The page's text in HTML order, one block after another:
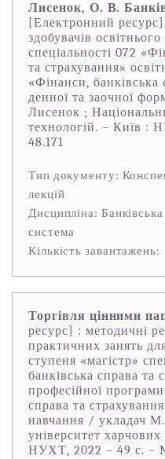
Лисенок, О. В.
[Електронний
здобувачів
спеціальності 072
та страхування»
«Фінанси, банківська
денної та заочної
Лисенок ;
технологій. – Київ :
48.171
Тип документу:
лекцій
Дисципліна: Банківська
система
Кількість завантажень:
Торгівля цінними
ресурс] : методичні
практичних занять
ступеня «магістр»
банківська справа та
професійної
справа та
навчання / укладач
університет
НУХТ, 2022 – 49 с. –